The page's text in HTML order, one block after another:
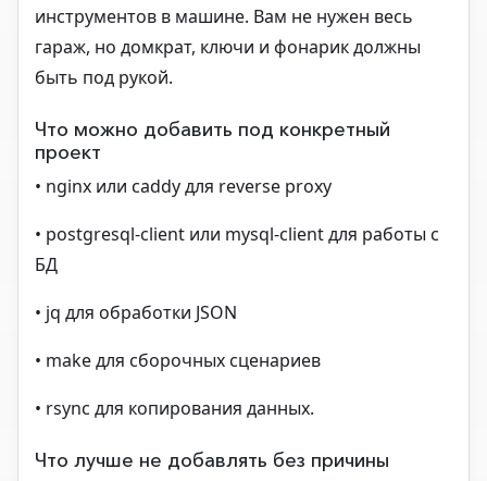
инструментов в машине. Вам не нужен весь
гараж, но домкрат, ключи и фонарик должны
быть под рукой.
Что можно добавить под конкретный
проект
• nginx или caddy для reverse proxy
• postgresql-client или mysql-client для работы с
БД
• jq для обработки JSON
• make для сборочных сценариев
• rsync для копирования данных.
Что лучше не добавлять без причины